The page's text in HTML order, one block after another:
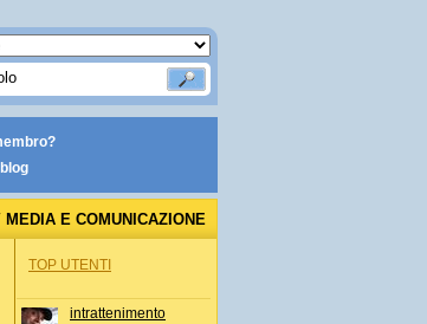
MEDIA E COMUNICAZIONE
TOP UTENTI
intrattenimento